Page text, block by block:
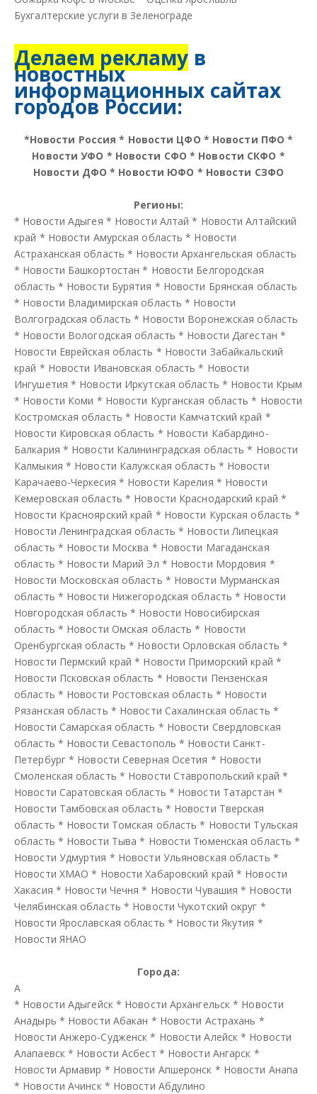
Бухгалтерские услуги в Зеленограде
Делаем рекламу в
новостных
информационных сайтах
городов России:
*Новости Россия * Новости ЦФО * Новости ПФО *
Новости УФО * Новости СФО * Новости СКФО *
Новости ДФО * Новости ЮФО * Новости СЗФО
Регионы:
* Новости Адыгея * Новости Алтай * Новости Алтайский
край * Новости Амурская область * Новости
Астраханская область * Новости Архангельская область
* Новости Башкортостан * Новости Белгородская
область * Новости Бурятия * Новости Брянская область
* Новости Владимирская область * Новости
Волгоградская область * Новости Воронежская область
* Новости Вологодская область * Новости Дагестан *
Новости Еврейская область * Новости Забайкальский
край * Новости Ивановская область * Новости
Ингушетия * Новости Иркутская область * Новости Крым
* Новости Коми * Новости Курганская область * Новости
Костромская область * Новости Камчатский край *
Новости Кировская область * Новости Кабардино-
Балкария * Новости Калининградская область * Новости
Калмыкия * Новости Калужская область * Новости
Карачаево-Черкесия * Новости Карелия * Новости
Кемеровская область * Новости Краснодарский край *
Новости Красноярский край * Новости Курская область *
Новости Ленинградская область * Новости Липецкая
область * Новости Москва * Новости Магаданская
область * Новости Марий Эл * Новости Мордовия *
Новости Московская область * Новости Мурманская
область * Новости Нижегородская область * Новости
Новгородская область * Новости Новосибирская
область * Новости Омская область * Новости
Оренбургская область * Новости Орловская область *
Новости Пермский край * Новости Приморский край *
Новости Псковская область * Новости Пензенская
область * Новости Ростовская область * Новости
Рязанская область * Новости Сахалинская область *
Новости Самарская область * Новости Свердловская
область * Новости Севастополь * Новости Санкт-
Петербург* Новости Северная Осетия * Новости
Смоленская область * Новости Ставропольский край *
Новости Саратовская область * Новости Татарстан *
Новости Тамбовская область * Новости Тверская
область * Новости Томская область * Новости Тульская
область * Новости Тыва * Новости Тюменская область *
Новости Удмуртия * Новости Ульяновская область *
Новости ХМАО * Новости Хабаровский край * Новости
Хакасия * Новости Чечня * Новости Чувашия * Новости
Челябинская область * Новости Чукотский округ *
Новости Ярославская область * Новости Якутия *
Новости ЯНАО
Города:
А
* Новости Адыгейск * Новости Архангельск * Новости
Анадырь * Новости Абакан * Новости Астрахань *
Новости Анжеро-Судженск * Новости Алейск * Новости
Алапаевск * Новости Асбест * Новости Ангарск *
Новости Армавир * Новости Апшеронск * Новости Анапа
* Новости Ачинск * Новости Абдулино